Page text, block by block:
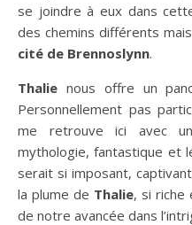
se joindre à eux dans
des chemins différents
cité de Brennoslynn.
Thalie nous offre un
Personnellement pas
me retrouve ici avec
mythologie, fantastique et
serait si imposant,
la plume de Thalie, si riche
de notre avancée dans